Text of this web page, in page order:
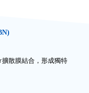
散膜結合，形成獨特